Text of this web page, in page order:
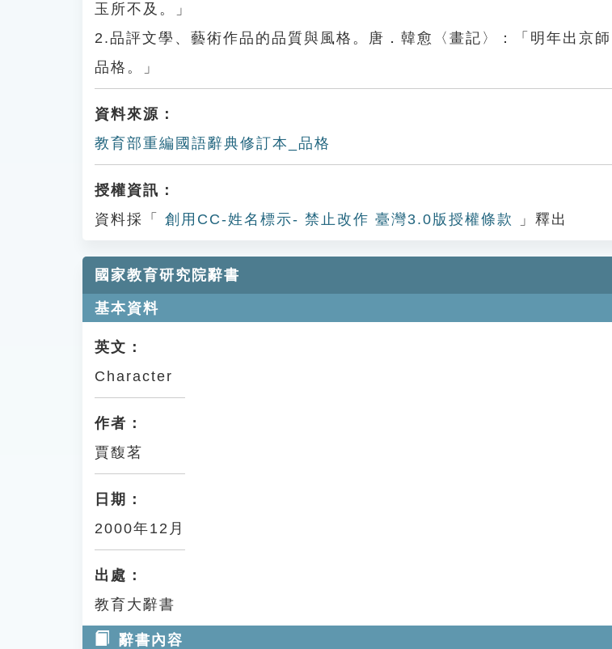
玉所不及。」
2.品評文學、藝術作品的品質與風格。唐．韓愈〈畫記〉：「明年出京
品格。」
資料來源：
教育部重編國語辭典修訂本_品格
授權資訊：
資料採「
創用CC-姓名標示- 禁止改作 臺灣3.0版授權條款 」釋出
國家教育研究院辭書
基本資料
英文：
Character
作者：
賈馥茗
日期：
2000年12月
出處：
教育大辭書
辭書內容